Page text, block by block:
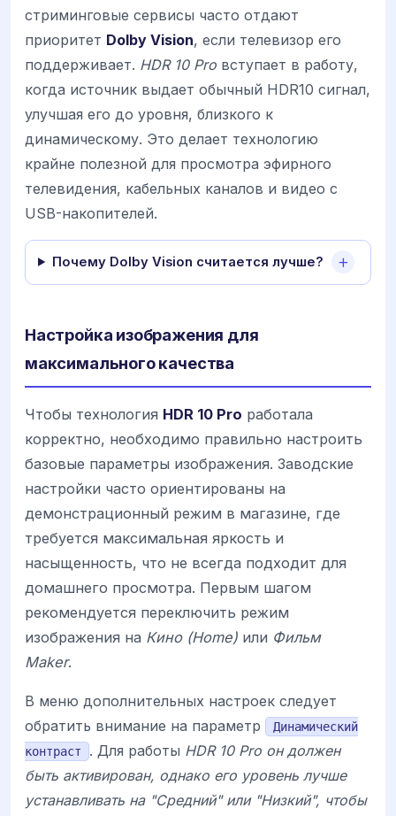
стриминговые сервисы часто отдают
приоритет Dolby Vision, если телевизор его
поддерживает. HDR 10 Pro вступает в работу,
когда источник выдает обычный HDR10 сигнал,
улучшая его до уровня, близкого к
динамическому. Это делает технологию
крайне полезной для просмотра эфирного
телевидения, кабельных каналов и видео с
USB-накопителей.
Почему Dolby Vision считается лучше?
Настройка изображения для
максимального качества
Чтобы технология HDR 10 Pro работала
корректно, необходимо правильно настроить
базовые параметры изображения. Заводские
настройки часто ориентированы на
демонстрационный режим в магазине, где
требуется максимальная яркость и
насыщенность, что не всегда подходит для
домашнего просмотра. Первым шагом
рекомендуется переключить режим
изображения на Кино (Home) или Фильм
Maker.
В меню дополнительных настроек следует
обратить внимание на параметр
Динамический
контраст
. Для работы HDR 10 Pro он должен
быть активирован, однако его уровень лучше
устанавливать на "Средний" или "Низкий", чтобы